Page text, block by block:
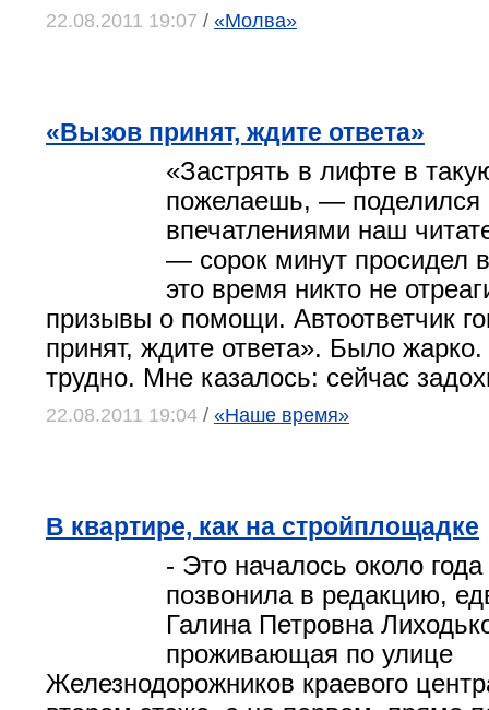
22.08.2011 19:07 / «Молва»
«Вызов принят, ждите ответа»
«Застрять в лифте в
пожелаешь, — поделился
впечатлениями наш
— сорок минут просидел
это время никто не
призывы о помощи. Автоответчик
принят, ждите ответа». Было
трудно. Мне казалось: сейчас
22.08.2011 19:04 / «Наше время»
В квартире, как на стройплощадке
- Это началось около
позвонила в редакцию,
Галина Петровна
проживающая по улице
Железнодорожников краевого